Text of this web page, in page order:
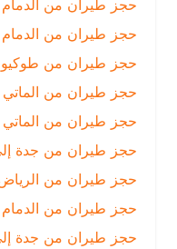
حجز طيران من الدمام
حجز طيران من الدمام إلى
حجز طيران من طوكيو إلى
حجز طيران من الماتي إلى
حجز طيران من الماتي إلى
حجز طيران من جدة إلى
حجز طيران من الرياض إلى
حجز طيران من الدمام إلى
حجز طيران من جدة إلى